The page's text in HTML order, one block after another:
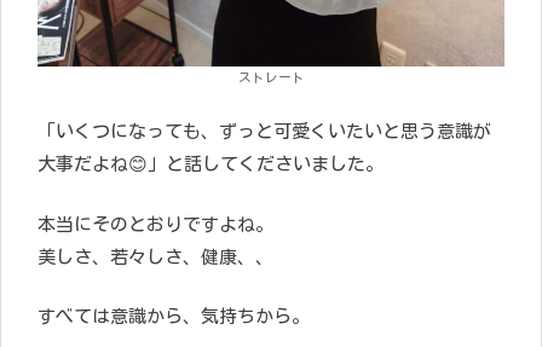
ストレート
「いくつになっても、ずっと可愛くいたいと思う意識が
大事だよね😊」と話してくださいました。
本当にそのとおりですよね。
美しさ、若々しさ、健康、、
すべては意識から、気持ちから。